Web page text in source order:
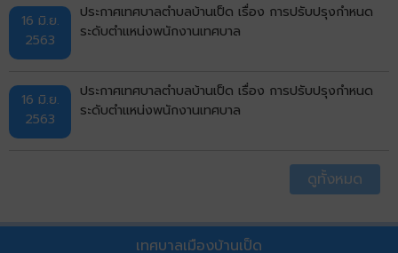
16 มิ.ย.
2563
ประกาศเทศบาลตำบลบ้านเป็ด เรื่อง การปรับปรุงกำหนด
ระดับตำแหน่งพนักงานเทศบาล
16 มิ.ย.
2563
ประกาศเทศบาลตำบลบ้านเป็ด เรื่อง การปรับปรุงกำหนด
ระดับตำแหน่งพนักงานเทศบาล
ดูทั้งหมด
เทศบาลเมืองบ้านเป็ด